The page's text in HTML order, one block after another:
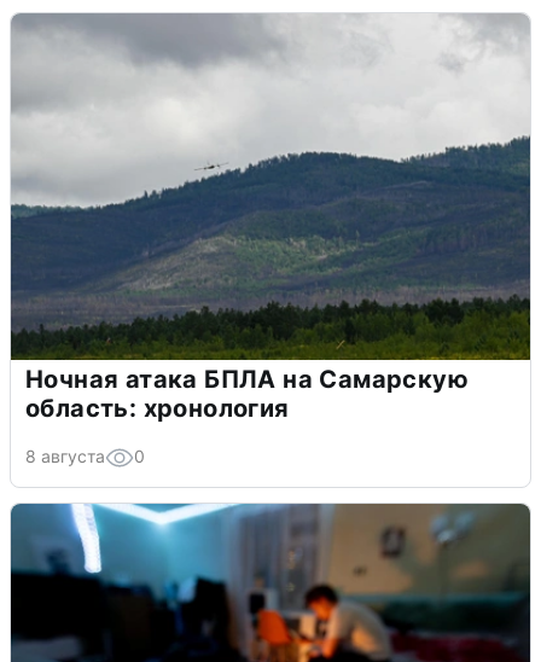
Ночная атака БПЛА на Самарскую
область: хронология
8 августа 0